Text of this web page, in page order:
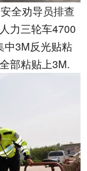
全劝导员排查
力三轮车4700
中3M反光贴粘
部粘贴上3M.